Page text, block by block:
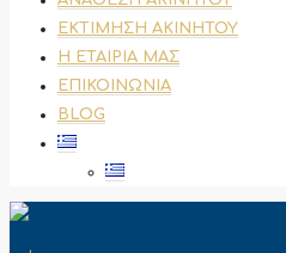
ΕΚΤΊΜΗΣΗ ΑΚΙΝΉΤΟΥ
Η ΕΤΑΙΡΊΑ ΜΑΣ
ΕΠΙΚΟΙΝΩΝΊΑ
BLOG